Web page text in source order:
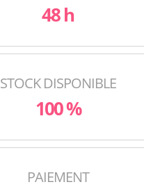
48 h
STOCK DISPONIBLE
100 %
PAIEMENT